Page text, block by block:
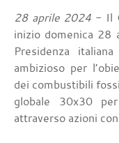
28 aprile 2024 - Il
inizio domenica 28
Presidenza
ambizioso per
dei combustibili
globale 30x30
attraverso azioni